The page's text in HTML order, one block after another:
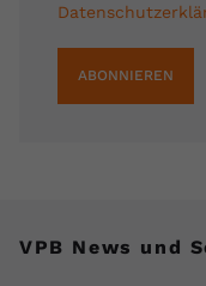
ABONNIEREN
VPB News und